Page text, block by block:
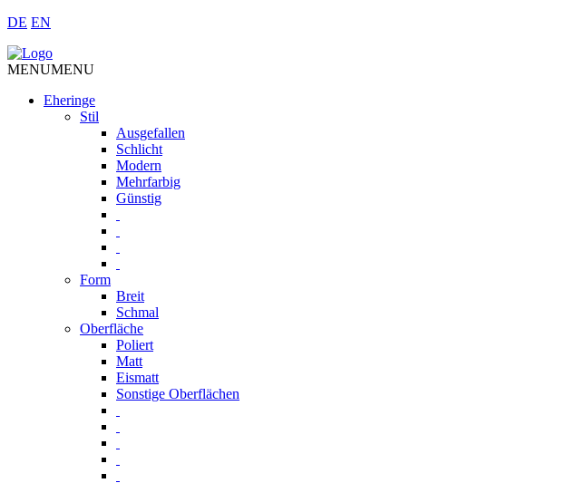
DE EN
MENUMENU
Eheringe
Stil
Ausgefallen
Schlicht
Modern
Mehrfarbig
Günstig
Form
Breit
Schmal
Oberfläche
Poliert
Matt
Eismatt
Sonstige Oberflächen